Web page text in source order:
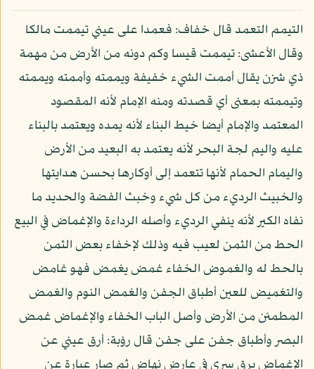
التيمم التعمد قال خفاف: فعمدا على عيني تيممت مالكا
وقال الأعشى: تيممت قيسا وكم دونه من الأرض من مهمة
ذي شزن يقال أممت الشيء خفيفة ويممته وأممته ويممته
وتيممته بمعنى أي قصدته ومنه الإمام لأنه المقصود
المعتمد والإمام أيضا خيط البناء لأنه يمده ويعتمد بالبناء
عليه واليم لجة البحر لأنه يعتمد به البعيد من الأرض
واليمام الحمام لأنها تتعمد إلى أوكارها بحسن هدايتها
والخبيث الرديء من كل شيء وخبث الفضة والحديد ما
نفاه الكير لأنه ينفي الرديء وأصله الرداءة والإغماض في البيع
الحط من الثمن لعيب فيه وذلك لإخفاء بعض الثمن
بالحط له والغموض الخفاء غمض يغمض فهو غامض
والتغميض للعين أطباق الجفن والغمض النوم والغمض
المطمئن من الأرض وأصل الباب الخفاء والإغماض غمض
البصر وأطباق جفن على جفن قال رؤبة: أرق عيني عن
الإغماض برق سرى في عارض نهاض ثم صار عبارة عن